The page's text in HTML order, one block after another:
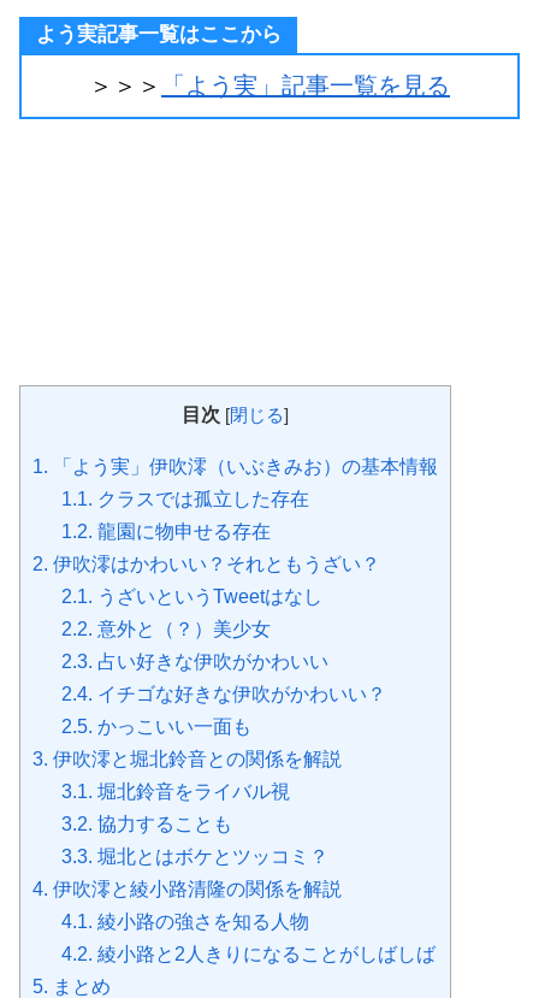
よう実記事一覧はここから
＞＞＞ 「よう実」記事一覧を見る
目次 [閉じる]
1. 「よう実」伊吹澪（いぶきみお）の基本情報
1.1. クラスでは孤立した存在
1.2. 龍園に物申せる存在
2. 伊吹澪はかわいい？それともうざい？
2.1. うざいというTweetはなし
2.2. 意外と（？）美少女
2.3. 占い好きな伊吹がかわいい
2.4. イチゴな好きな伊吹がかわいい？
2.5. かっこいい一面も
3. 伊吹澪と堀北鈴音との関係を解説
3.1. 堀北鈴音をライバル視
3.2. 協力することも
3.3. 堀北とはボケとツッコミ？
4. 伊吹澪と綾小路清隆の関係を解説
4.1. 綾小路の強さを知る人物
4.2. 綾小路と2人きりになることがしばしば
5. まとめ